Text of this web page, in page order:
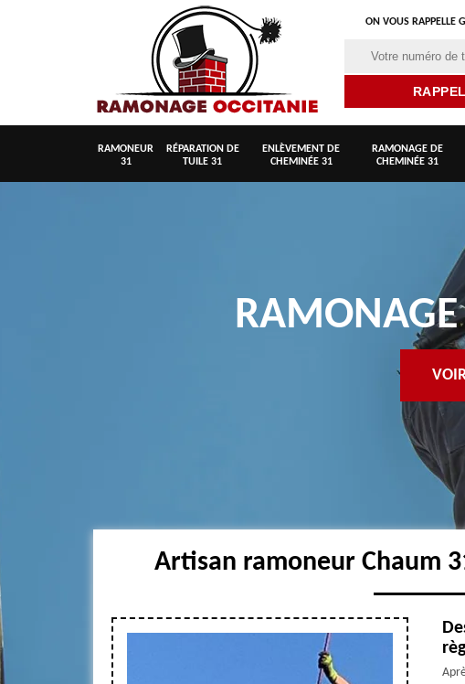
ON VOUS RAPPELLE
RAMONEUR
31
RÉPARATION DE
TUILE 31
ENLÈVEMENT DE
CHEMINÉE 31
RAMONAGE DE
CHEMINÉE 31
Artisan ramoneur Chaum